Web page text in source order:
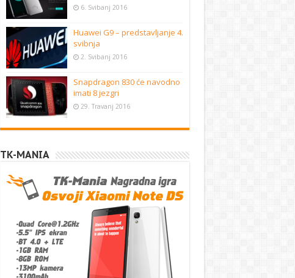
6. Svibanj 2016
Huawei G9 – predstavljanje 4.
svibnja
2. Svibanj 2016
Snapdragon 830 će navodno
imati 8 jezgri
29. Travanj 2016
TK-MANIA